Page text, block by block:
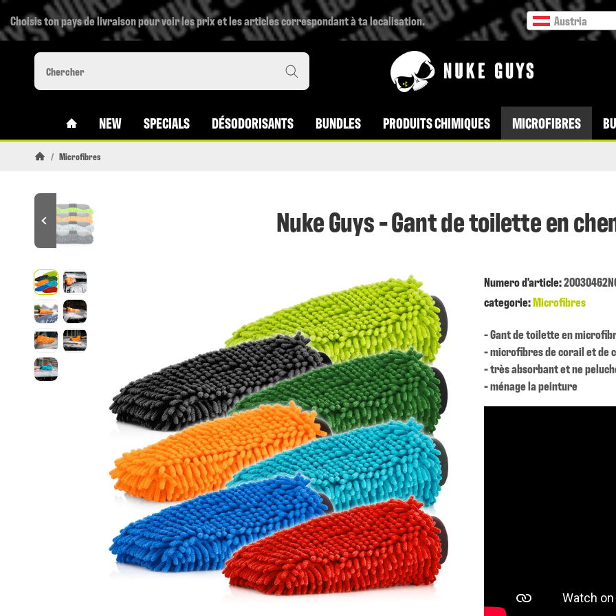
Choisis ton pays de livraison pour voir les prix et les articles correspondant à ta localisation. Austria
#CUSTOM.LINKHOME#
NEW SPECIALS DÉSODORISANTS BUNDLES PRODUITS CHIMIQUES MICROFIBRES
/ Microfibres
Nuke Guys - Gant de toilette en
Numero d'article:
categorie:Microfibres
- Gant de toilette en
- microfibres de corail et de
- très absorbant et ne
- ménage la peinture